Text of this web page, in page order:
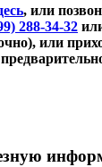
, или
288-34-32
или